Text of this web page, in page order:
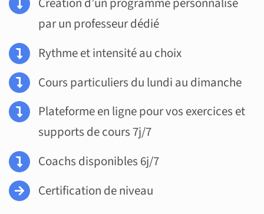
par un professeur dédié
Rythme et intensité au choix
Cours particuliers du lundi au dimanche
Plateforme en ligne pour vos exercices et
supports de cours 7j/7
Coachs disponibles 6j/7
Certification de niveau